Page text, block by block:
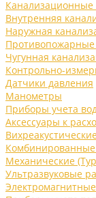
Канализационные
Внутренняя
Наружная
Чугунная
Контрольно-
Датчики давления
Манометры
Приборы учета
Аксессуары к
Комбинированные
Механические
Ультразвуковые